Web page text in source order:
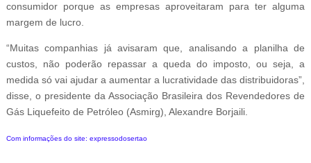
consumidor porque as empresas aproveitaram para ter alguma
margem de lucro.
“Muitas companhias já avisaram que, analisando a planilha de
custos, não poderão repassar a queda do imposto, ou seja, a
medida só vai ajudar a aumentar a lucratividade das distribuidoras”,
disse, o presidente da Associação Brasileira dos Revendedores de
Gás Liquefeito de Petróleo (Asmirg), Alexandre Borjaili.
Com informações do site: expressodosertao